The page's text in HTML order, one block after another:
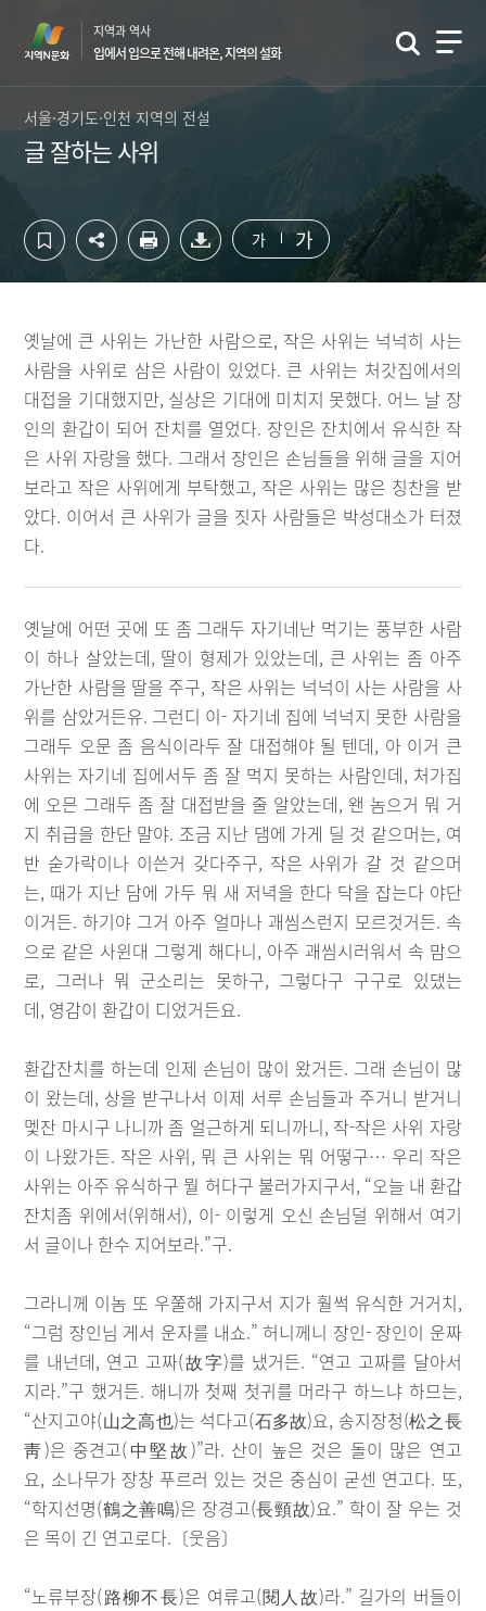
로가
지역과 역사
입에서 입으로 전해 내려온, 지역의 설화
서울·경기도·인천 지역의 전설
글 잘하는 사위
가 가
옛날에 큰 사위는 가난한 사람으로, 작은 사위는 넉넉히 사는
사람을 사위로 삼은 사람이 있었다. 큰 사위는 처갓집에서의
대접을 기대했지만, 실상은 기대에 미치지 못했다. 어느 날 장
인의 환갑이 되어 잔치를 열었다. 장인은 잔치에서 유식한 작
은 사위 자랑을 했다. 그래서 장인은 손님들을 위해 글을 지어
보라고 작은 사위에게 부탁했고, 작은 사위는 많은 칭찬을 받
았다. 이어서 큰 사위가 글을 짓자 사람들은 박성대소가 터졌
다.
옛날에 어떤 곳에 또 좀 그래두 자기네난 먹기는 풍부한 사람
이 하나 살았는데, 딸이 형제가 있았는데, 큰 사위는 좀 아주
가난한 사람을 딸을 주구, 작은 사위는 넉넉이 사는 사람을 사
위를 삼았거든유. 그런디 이- 자기네 집에 넉넉지 못한 사람을
그래두 오문 좀 음식이라두 잘 대접해야 될 텐데, 아 이거 큰
사위는 자기네 집에서두 좀 잘 먹지 못하는 사람인데, 처가집
에 오믄 그래두 좀 잘 대접받을 줄 알았는데, 왠 놈으거 뭐 거
지 취급을 한단 말야. 조금 지난 댐에 가게 딜 것 같으머는, 여
반 숟가락이나 이쓴거 갖다주구, 작은 사위가 갈 것 같으머
는, 때가 지난 담에 가두 뭐 새 저녁을 한다 닥을 잡는다 야단
이거든. 하기야 그거 아주 얼마나 괘씸스런지 모르것거든. 속
으로 같은 사윈대 그렇게 해다니, 아주 괘씸시러워서 속 맘으
로, 그러나 뭐 군소리는 못하구, 그렇다구 구구로 있댔는
데, 영감이 환갑이 디었거든요.
환갑잔치를 하는데 인제 손님이 많이 왔거든. 그래 손님이 많
이 왔는데, 상을 받구나서 이제 서루 손님들과 주거니 받거니
멫잔 마시구 나니까 좀 얼근하게 되니까니, 작-작은 사위 자랑
이 나왔가든. 작은 사위, 뭐 큰 사위는 뭐 어떻구… 우리 작은
사위는 아주 유식하구 뭘 허다구 불러가지구서, “오늘 내 환갑
잔치좀 위에서(위해서), 이- 이렇게 오신 손님덜 위해서 여기
서 글이나 한수 지어보라.”구.
그라니께 이놈 또 우쭐해 가지구서 지가 훨썩 유식한 거거치,
“그럼 장인님 게서 운자를 내쇼.” 허니께니 장인- 장인이 운짜
를 내넌데, 연고 고짜(故字)를 냈거든. “연고 고짜를 달아서
지라.”구 했거든. 해니까 첫째 첫귀를 머라구 하느냐 하므는,
“산지고야(山之高也)는 석다고(石多故)요, 송지장청(松之長
靑)은 중견고(中堅故)”라. 산이 높은 것은 돌이 많은 연고
요, 소나무가 장창 푸르러 있는 것은 중심이 굳센 연고다. 또,
“학지선명(鶴之善鳴)은 장경고(長頸故)요.” 학이 잘 우는 것
은 목이 긴 연고로다.〔웃음〕
“노류부장(路柳不長)은 여류고(閱人故)라.” 길가의 버들이